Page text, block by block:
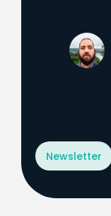
Newsletter